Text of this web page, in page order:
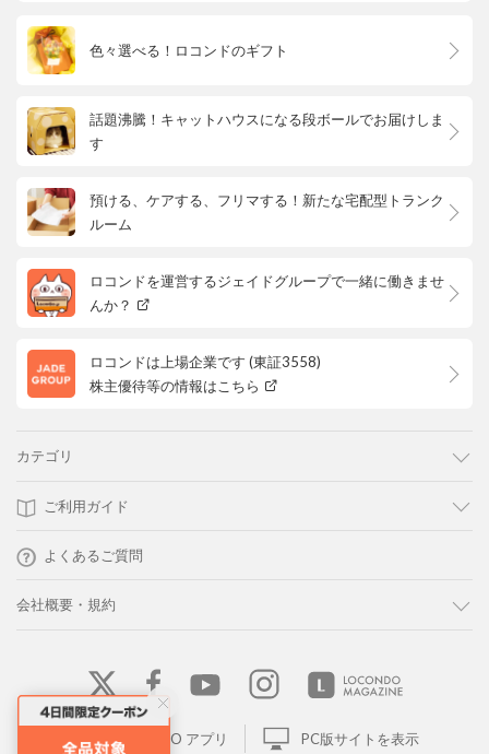
色々選べる！ロコンドのギフト
話題沸騰！キャットハウスになる段ボールでお届けしま
す
預ける、ケアする、フリマする！新たな宅配型トランク
ルーム
ロコンドを運営するジェイドグループで一緒に働きませ
んか？
ロコンドは上場企業です (東証3558)
株主優待等の情報はこちら
カテゴリ
ご利用ガイド
よくあるご質問
会社概要・規約
LOCONDO アプリ PC版サイトを表示